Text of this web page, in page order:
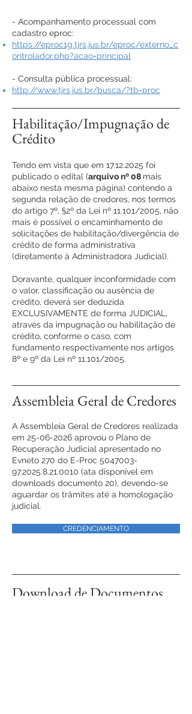
- Acompanhamento processual com
cadastro eproc:
https://eproc1g.tjrs.jus.br/eproc/externo_c
ontrolador.php?acao=principal
- Consulta pública processual:
http://www.tjrs.jus.br/busca/?tb=proc
Habilitação/Impugnação de
Crédito
Tendo em vista que em 17.12.2025 foi
publicado o edital (arquivo nº 08 mais
abaixo nesta mesma página) contendo a
segunda relação de credores, nos termos
do artigo 7º, §2º da Lei nº 11.101/2005, não
mais é possível o encaminhamento de
solicitações de habilitação/divergência de
crédito de forma administrativa
(diretamente à Administradora Judicial).
Doravante, qualquer inconformidade com
o valor, classificação ou ausência de
crédito, deverá ser deduzida
EXCLUSIVAMENTE de forma JUDICIAL,
através da impugnação ou habilitação de
crédito, conforme o caso, com
fundamento respectivamente nos artigos
8º e 9º da Lei nº 11.101/2005.
Assembleia Geral de Credores
A Assembleia Geral de Credores realizada
em 25-06-2026 aprovou o Plano de
Recuperação Judicial apresentado no
Evneto 270 do E-Proc 5047003-
97.2025.8.21.0010 (ata disponível em
downloads documento 20), devendo-se
aguardar os trâmites até a homologação
judicial.
CREDENCIAMENTO
Download de Documentos